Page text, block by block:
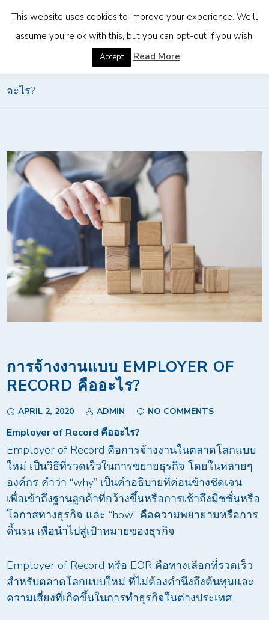
การจ้างงานแบบ Employer of Record คือ
อะไร?
การจ้างงานแบบ EMPLOYER OF
RECORD คืออะไร?
APRIL 2, 2020 ADMIN NO COMMENTS
Employer of Record คืออะไร?
Employer of Record คือการจ้างงานในตลาดโลกแบบ
ใหม่ เป็นวิธีที่รวดเร็วในการขยายธุรกิจ โดยในหลายๆ
องค์กร คำว่า “why” เป็นคำอธิบายที่ค่อนข้างชัดเจน
เพื่อเข้าถึงฐานลูกค้าที่กว้างขึ้นหรือการเช้าถึงมิชชั่นหรือ
โอกาสทางธุรกิจ และ “how” คือความพยายามหรือการ
ดิ้นรน เพื่อนำไปสู่เป้าหมายของธุรกิจ
Employer of Record หรือ EOR คือทางเลือกที่รวดเร็ว
สำหรับตลาดโลกแบบใหม่ ที่ไม่ต้องคำนึงถึงต้นทุนและ
ความเสี่ยงที่เกิดขึ้นในการทำธุรกิจในต่างประเทศ
This website uses cookies to improve your experience. We'll
assume you're ok with this, but you can opt-out if you wish.
Accept Read More